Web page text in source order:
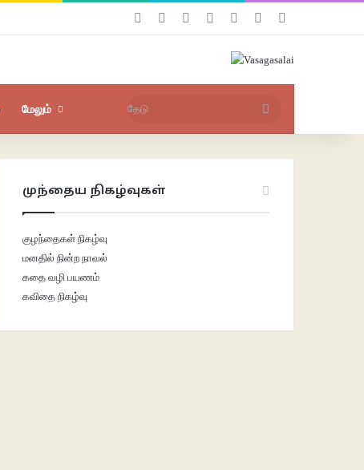
Facebook YouTubeInstagramபுகுபதிகைசீரற்ற பதிவுகள்
மேலும்
முந்தைய நிகழ்வுகள்
குழந்தைகள் நிகழ்வு
மனதில் நின்ற நாவல்
கதை வழி பயணம்
கவிதை நிகழ்வு